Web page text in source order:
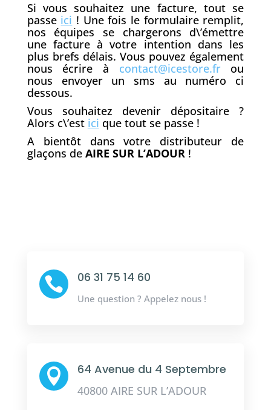
Si vous souhaitez une facture, tout se
passe ici ! Une fois le formulaire remplit,
nos équipes se chargerons d\’émettre
une facture à votre intention dans les
plus brefs délais. Vous pouvez également
nous écrire à contact@icestore.frou
nous envoyer un sms au numéro ci
dessous.
Vous souhaitez devenir dépositaire ?
Alors c\’est ici que tout se passe !
A bientôt dans votre distributeur de
glaçons de AIRE SUR L’ADOUR!
 06 31 75 14 60
Une question ? Appelez nous !
 64 Avenue du 4 Septembre
40800 AIRE SUR L’ADOUR